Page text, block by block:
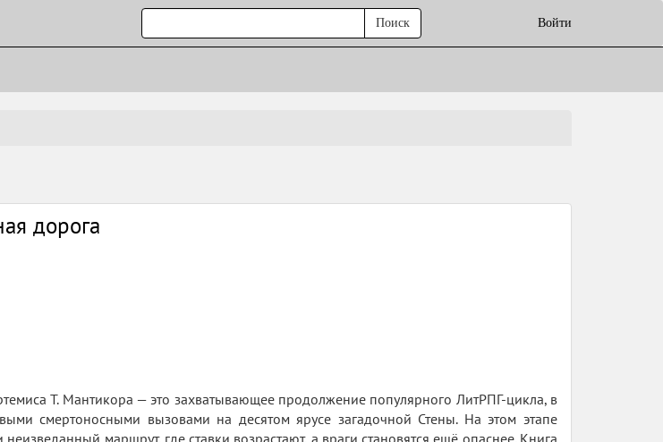
Войти
Поиск
дорога
Т. Мантикора — это захватывающее продолжение популярного ЛитРПГ-цикла, в
смертоносными вызовами на десятом ярусе загадочной Стены. На этом этапе
маршрут, где ставки возрастают, а враги становятся ещё опаснее. Книга